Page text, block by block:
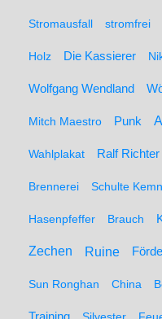
Stromausfall stromfrei
Holz Die Kassierer
Wolfgang Wendland
Mitch Maestro Punk
Wahlplakat Ralf Richter
Brennerei Schulte
Hasenpfeffer Brauch
Zechen Ruine
Sun Ronghan China